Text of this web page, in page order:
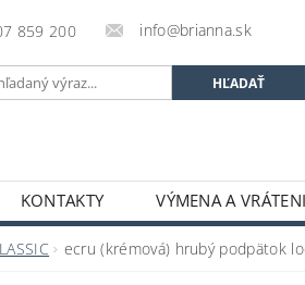
859 200 info@brianna.sk
KONTAKTY VÝMENA A
ecru (krémová) hrubý podpätok